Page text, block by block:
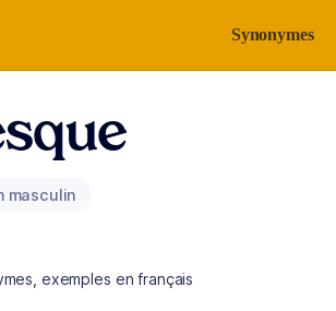
Synonymes
masculin
exemples en français